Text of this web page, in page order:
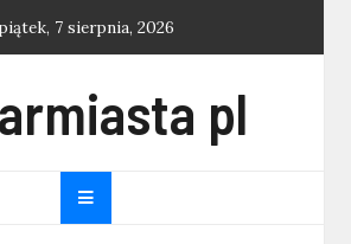
piątek, 7 sierpnia, 2026
pl